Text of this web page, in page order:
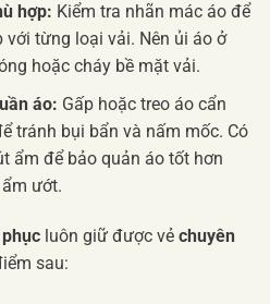
hợp: Kiểm tra nhãn mác áo để
với từng loại vải. Nên ủi áo ở
hoặc cháy bề mặt vải.
áo: Gấp hoặc treo áo cẩn
tránh bụi bẩn và nấm mốc. Có
ẩm để bảo quản áo tốt hơn
ướt.
luôn giữ được vẻ chuyên
sau: